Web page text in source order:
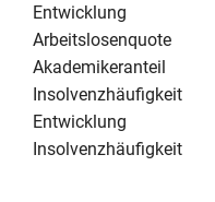
Entwicklung
Arbeitslosenquote
Akademikeranteil
Insolvenzhäufigkeit
Entwicklung
Insolvenzhäufigkeit